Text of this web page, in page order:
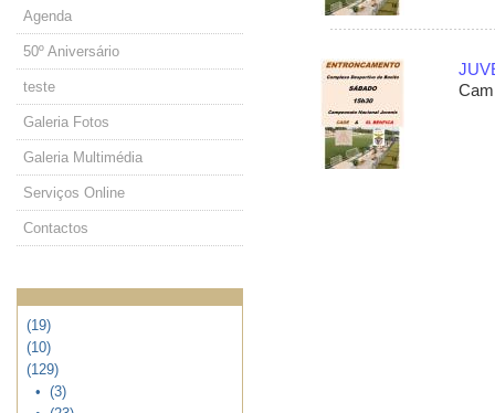
Agenda
50º Aniversário
teste
Galeria Fotos
Galeria Multimédia
Serviços Online
Contactos
(19)
(10)
(129)
• (3)